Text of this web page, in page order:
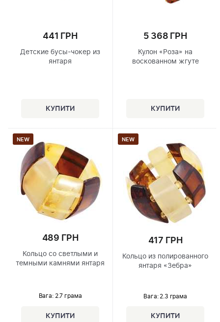
441 ГРН
Детские бусы-чокер из
янтаря
5 368 ГРН
Кулон «Роза» на
воскованном жгуте
NEW
489 ГРН
Кольцо со светлыми и
темными камнями янтаря
Вага: 2.7 грама
NEW
417 ГРН
Кольцо из полированного
янтаря «Зебра»
Вага: 2.3 грама